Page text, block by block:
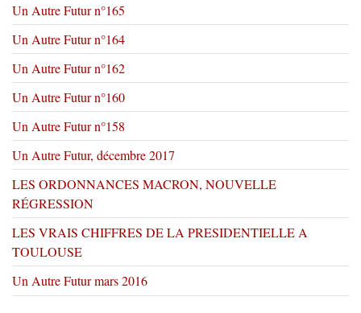
Un Autre Futur n°165
Un Autre Futur n°164
Un Autre Futur n°162
Un Autre Futur n°160
Un Autre Futur n°158
Un Autre Futur, décembre 2017
LES ORDONNANCES MACRON, NOUVELLE
RÉGRESSION
LES VRAIS CHIFFRES DE LA PRESIDENTIELLE A
TOULOUSE
Un Autre Futur mars 2016